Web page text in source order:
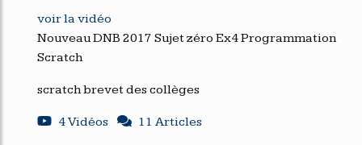
voir la vidéo
Nouveau DNB 2017 Sujet zéro Ex4 Programmation
Scratch
scratch brevet des collèges
4 Vidéos 11 Articles